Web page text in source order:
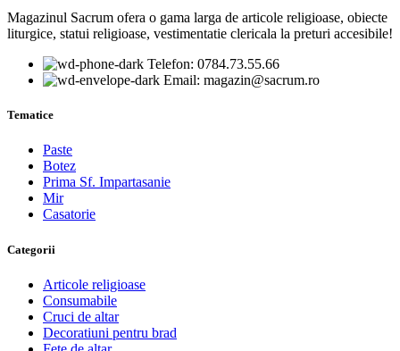
Magazinul Sacrum ofera o gama larga de articole religioase, obiecte
liturgice, statui religioase, vestimentatie clericala la preturi accesibile!
Telefon: 0784.73.55.66
Email: magazin@sacrum.ro
Tematice
Paste
Botez
Prima Sf. Impartasanie
Mir
Casatorie
Categorii
Articole religioase
Consumabile
Cruci de altar
Decoratiuni pentru brad